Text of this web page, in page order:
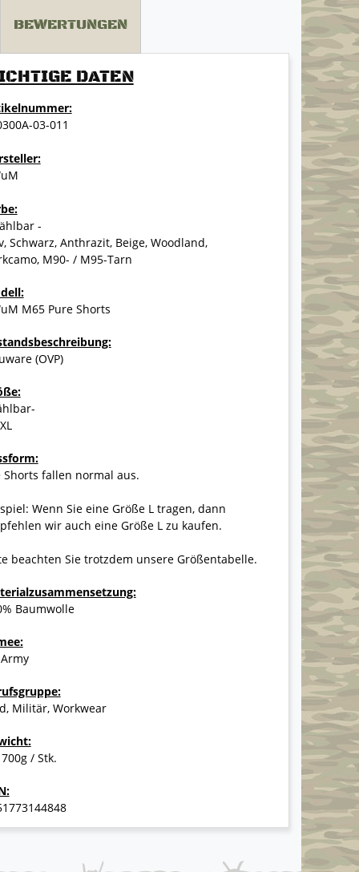
BEWERTUNGEN
DATEN
03-011
-
Schwarz, Anthrazit, Beige, Woodland,
M90- / M95-Tarn
M65 Pure Shorts
(OVP)
Shorts fallen normal aus.
Wenn Sie eine Größe L tragen, dann
wir auch eine Größe L zu kaufen.
beachten Sie trotzdem unsere Größentabelle.
Baumwolle
Militär, Workwear
/ Stk.